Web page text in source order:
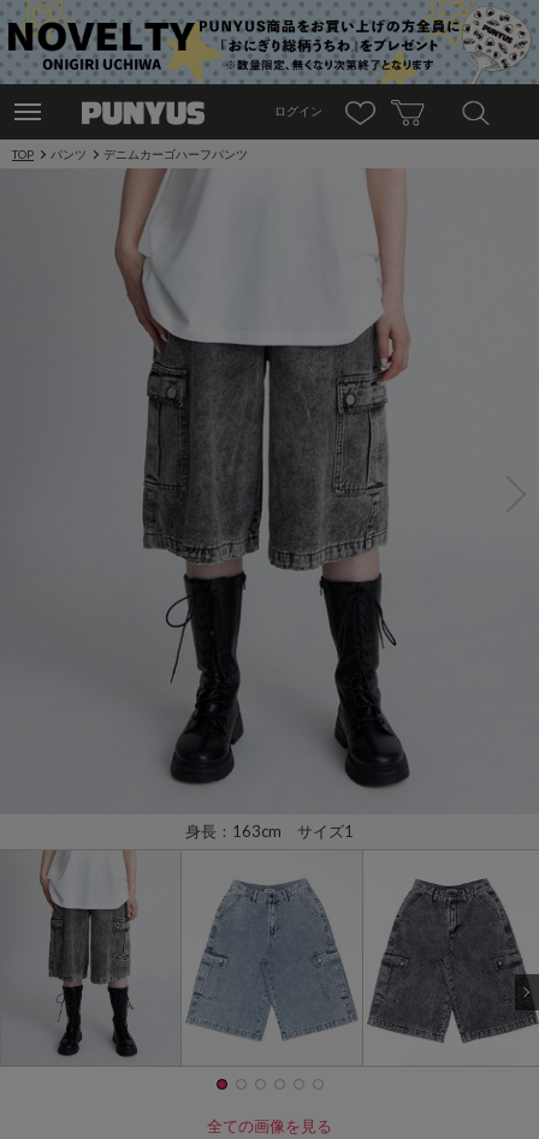
ログイン
TOP パンツ デニムカーゴハーフパンツ
身長：163cm サイズ1
全ての画像を見る